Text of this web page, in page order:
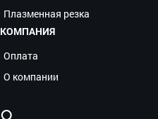
Плазменная резка
КОМПАНИЯ
Оплата
О компании